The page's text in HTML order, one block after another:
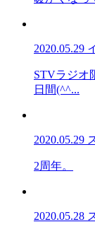
2020.05.29
STVラジオ
日間(^^...
2020.05.29
2周年。
2020.05.28